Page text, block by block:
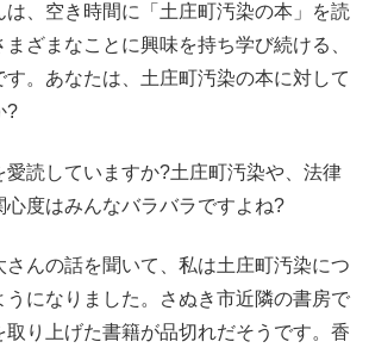
は、空き時間に「土庄町汚染の本」を読
ざまなことに興味を持ち学び続ける、
。あなたは、土庄町汚染の本に対して
?
愛読していますか?土庄町汚染や、法律
心度はみんなバラバラですよね?
さんの話を聞いて、私は土庄町汚染につ
うになりました。さぬき市近隣の書房で
取り上げた書籍が品切れだそうです。香